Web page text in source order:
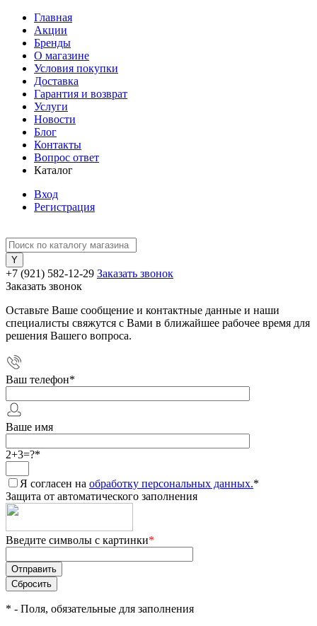
Главная
Акции
Бренды
О магазине
Условия покупки
Доставка
Гарантия и возврат
Услуги
Новости
Блог
Контакты
Вопрос ответ
Каталог
Вход
Регистрация
+7 (921) 582-12-29 Заказать звонок
Заказать звонок
Оставьте Ваше сообщение и контактные данные и наши
специалисты свяжутся с Вами в ближайшее рабочее время для
решения Вашего вопроса.
Ваш телефон*
Ваше имя
2+3=?*
Я согласен на обработку персональных данных.*
Защита от автоматического заполнения
Введите символы с картинки*
* - Поля, обязательные для заполнения